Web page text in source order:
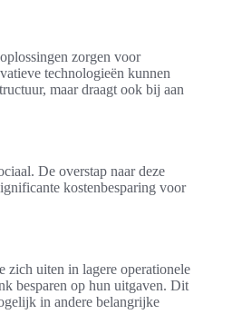
zorgen voor
technologieën kunnen
maar draagt ook bij aan
De overstap naar deze
kostenbesparing voor
zich uiten in lagere operationele
besparen op hun uitgaven. Dit
in andere belangrijke